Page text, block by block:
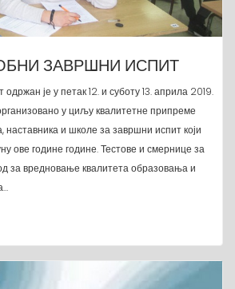
ЗАВРШНИ ИСПИТ
је у петак 12. и суботу 13. априла 2019.
у циљу квалитетне припреме
наставника и школе за завршни испит који
ове године године. Тестове и смернице за
за вредновање квалитета образовања и